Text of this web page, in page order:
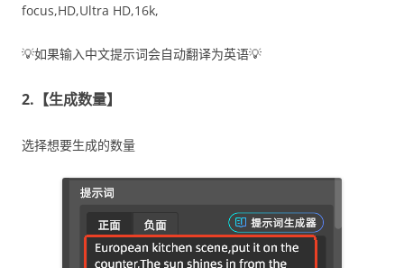
focus,HD,Ultra HD,16k,
💡如果输入中文提示词会自动翻译为英语💡
2.【生成数量】
选择想要生成的数量